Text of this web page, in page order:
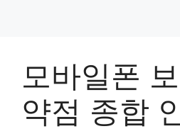
모바일폰
약점 종합